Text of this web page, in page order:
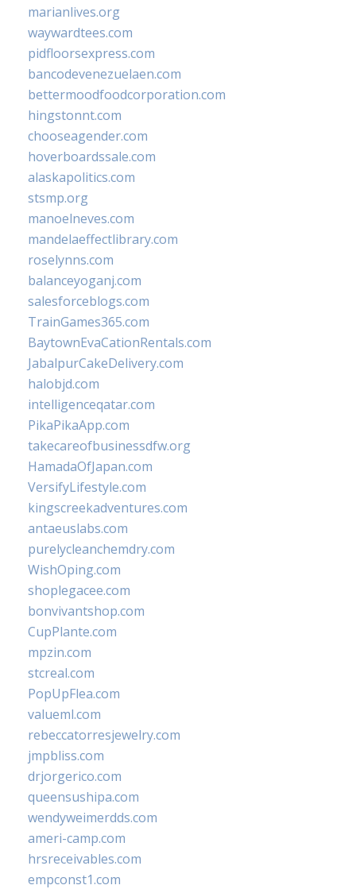
marianlives.org
waywardtees.com
pidfloorsexpress.com
bancodevenezuelaen.com
bettermoodfoodcorporation.com
hingstonnt.com
chooseagender.com
hoverboardssale.com
alaskapolitics.com
stsmp.org
manoelneves.com
mandelaeffectlibrary.com
roselynns.com
balanceyoganj.com
salesforceblogs.com
TrainGames365.com
BaytownEvaCationRentals.com
JabalpurCakeDelivery.com
halobjd.com
intelligenceqatar.com
PikaPikaApp.com
takecareofbusinessdfw.org
HamadaOfJapan.com
VersifyLifestyle.com
kingscreekadventures.com
antaeuslabs.com
purelycleanchemdry.com
WishOping.com
shoplegacee.com
bonvivantshop.com
CupPlante.com
mpzin.com
stcreal.com
PopUpFlea.com
valueml.com
rebeccatorresjewelry.com
jmpbliss.com
drjorgerico.com
queensushipa.com
wendyweimerdds.com
ameri-camp.com
hrsreceivables.com
empconst1.com